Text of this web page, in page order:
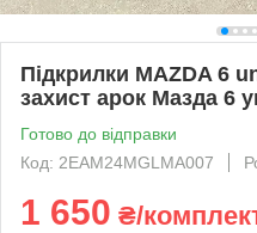
Підкрилки MAZDA 6
захист арок Мазда 6
Готово до відправки
Код: 2EAM24MGLMA007
1 650 ₴/